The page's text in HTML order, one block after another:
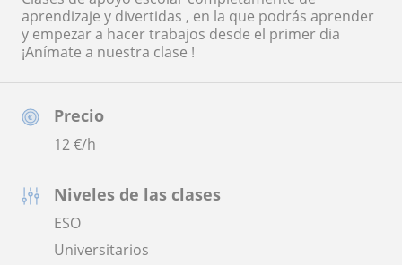
Precio
12€/h
Niveles de las clases
ESO
Universitarios
aprendizaje y divertidas , en la que podrás aprender
y empezar a hacer trabajos desde el primer dia
¡Anímate a nuestra clase !